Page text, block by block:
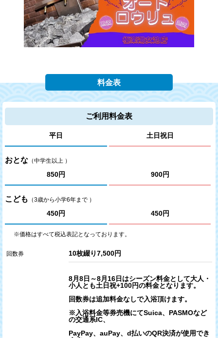
料金表
ご利用料金表
平日 土日祝日
おとな （中学生以上 ）
850円 900円
こども （3歳から小学6年まで ）
450円 450円
※価格はすべて税込表記となっております。
回数券 10枚綴り7,500円
8月8日～8月16日はシーズン料金として大人・
小人とも土日祝+100円の料金となります。
回数券は追加料金なしで入浴頂けます。
※入浴料金等券売機にてSuica、PASMOなど
の交通系IC、
PayPay、auPay、d払いのQR決済が使用でき